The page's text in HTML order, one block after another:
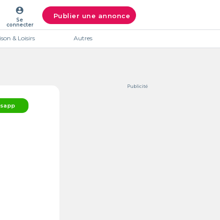
account_circle
Se
connecter
Publier une annonce
& Loisirs Autres
Publicité